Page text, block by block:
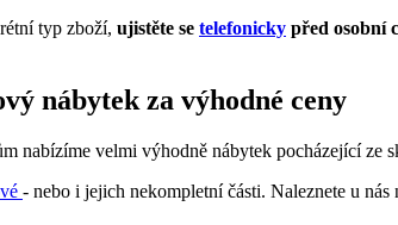
typ zboží, ujistěte se telefonicky před osobní
nábytek za výhodné ceny
nabízíme velmi výhodně nábytek pocházející
- nebo i jejich nekompletní části. Naleznete u